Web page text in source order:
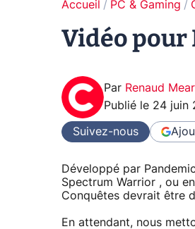
Accueil PC & Gaming
Vidéo pour
Par Renaud
Publié le 24 juin
Suivez-nous
Développé par
Spectrum Warrior , ou
Conquêtes devrait être
En attendant, nous